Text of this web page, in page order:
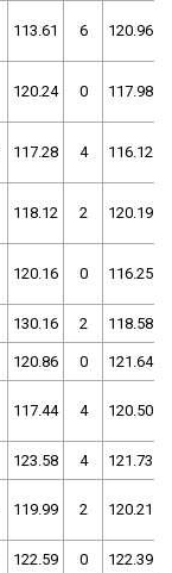
113.61 6 120.96
120.24 0 117.98
117.28 4 116.12
118.12 2 120.19
120.16 0 116.25
130.16 2 118.58
120.86 0 121.64
117.44 4 120.50
123.58 4 121.73
119.99 2 120.21
122.59 0 122.39